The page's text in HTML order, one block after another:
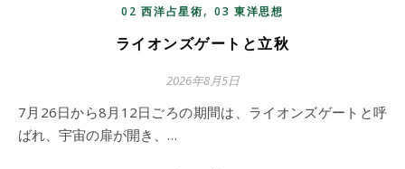
02 西洋占星術, 03 東洋思想
ライオンズゲートと立秋
2026年8月5日
7月26日から8月12日ごろの期間は、ライオンズゲートと呼
ばれ、宇宙の扉が開き、…